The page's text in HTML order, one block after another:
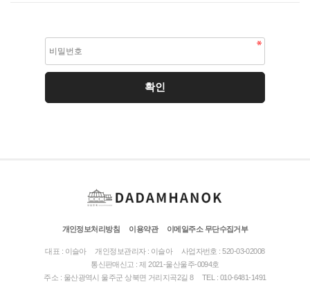
개인정보처리방침 이용약관 이메일주소 무단수집거부
대표 : 이슬아 개인정보관리자 : 이슬아
사업자번호 : 520-03-02008
통신판매신고 : 제 2021-울산울주-0094호
주소 : 울산광역시 울주군 상북면 거리지곡2길 8
TEL : 010-6481-1491